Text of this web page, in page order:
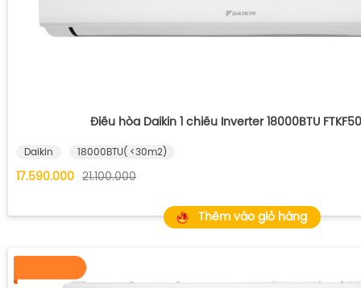
Điều hòa Daikin 1 chiều Inverter 18000BTU
Daikin 18000BTU( <30m2)
17.590.000 21.100.000
Thêm vào giỏ hàng